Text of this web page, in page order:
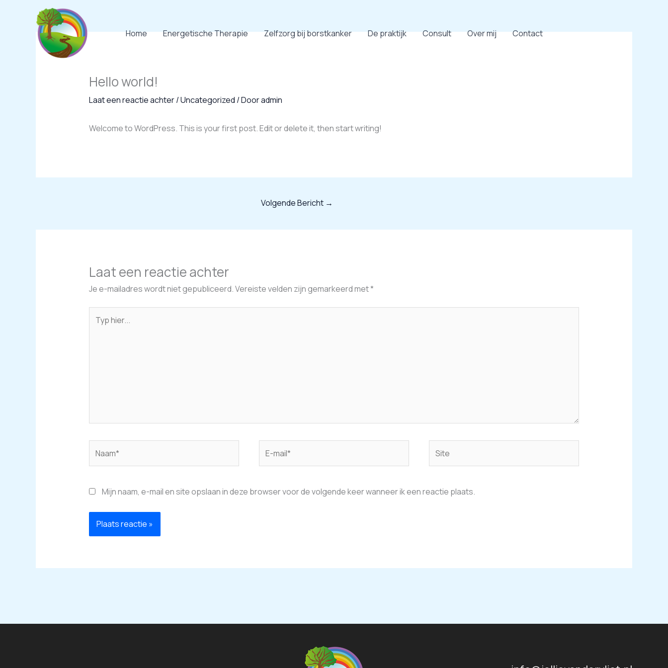
Home Energetische Therapie Zelfzorg bij borstkanker De praktijk Consult Over mij Contact
Hello world!
Laat een reactie achter/Uncategorized / Dooradmin
Welcome to WordPress. This is your first post. Edit or delete it, then start writing!
Volgende Bericht →
Laat een reactie achter
Je e-mailadres wordt niet gepubliceerd.Vereiste velden zijn gemarkeerd met*
hier...
mail*
Mijn naam, e-mail en site opslaan in deze browser voor de volgende keer wanneer ik een reactie plaats.